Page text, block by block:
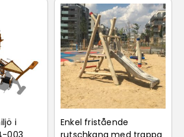
i
Enkel fristående